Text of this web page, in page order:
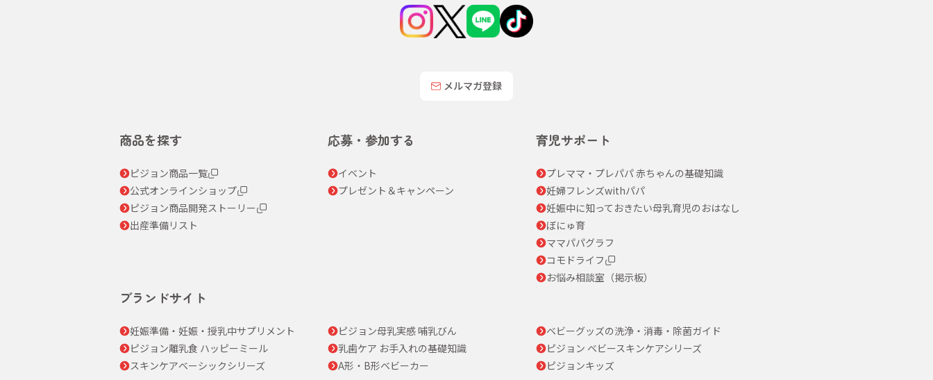
メルマガ登録
商品を探す
ピジョン商品一覧
公式オンラインショップ
ピジョン商品開発ストーリー
出産準備リスト
応募・参加する
イベント
プレゼント＆キャンペーン
育児サポート
プレママ・プレパパ 赤ちゃんの基礎知識
妊婦フレンズwithパパ
妊娠中に知っておきたい母乳育児のおはなし
ぼにゅ育
ママパパグラフ
コモドライフ
お悩み相談室（掲示板）
ブランドサイト
妊娠準備・妊娠・授乳中サプリメント ピジョン母乳実感 哺乳びん
ベビーグッズの洗浄・消毒・除菌ガイド
ピジョン離乳食 ハッピーミール
乳歯ケア お手入れの基礎知識
ピジョン ベビースキンケアシリーズ
スキンケアベーシックシリーズ
A形・B形ベビーカー ピジョンキッズ